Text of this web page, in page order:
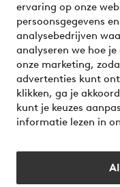
ervaring op onze
persoonsgegevens
analysebedrijven
analyseren we hoe
onze marketing,
advertenties kunt
klikken, ga je
kunt je keuzes
informatie lezen in
Veilig
Wil je meer